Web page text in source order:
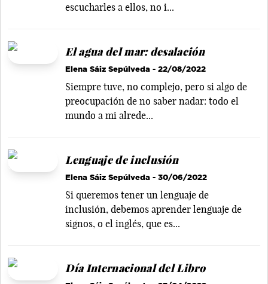
escucharles a ellos, no i...
El agua del mar: desalación
Elena Sáiz Sepúlveda - 22/08/2022
Siempre tuve, no complejo, pero si algo de
preocupación de no saber nadar: todo el
mundo a mi alrede...
Lenguaje de inclusión
Elena Sáiz Sepúlveda - 30/06/2022
Si queremos tener un lenguaje de
inclusión, debemos aprender lenguaje de
signos, o el inglés, que es...
Día Internacional del Libro